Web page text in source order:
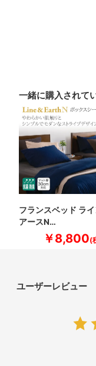
一緒に購入されて
フランスベッド ラ
アースN…
￥8,800
ユーザーレビュー